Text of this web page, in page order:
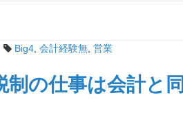
Big4 会計経験無 営業
制の仕事は会計と